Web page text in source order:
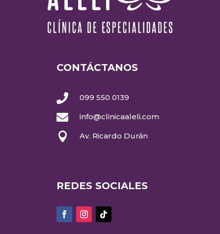
CONTÁCTANOS
 099 550 0139
 info@clinicaaleli.com
 Av. Ricardo Durán
REDES SOCIALES